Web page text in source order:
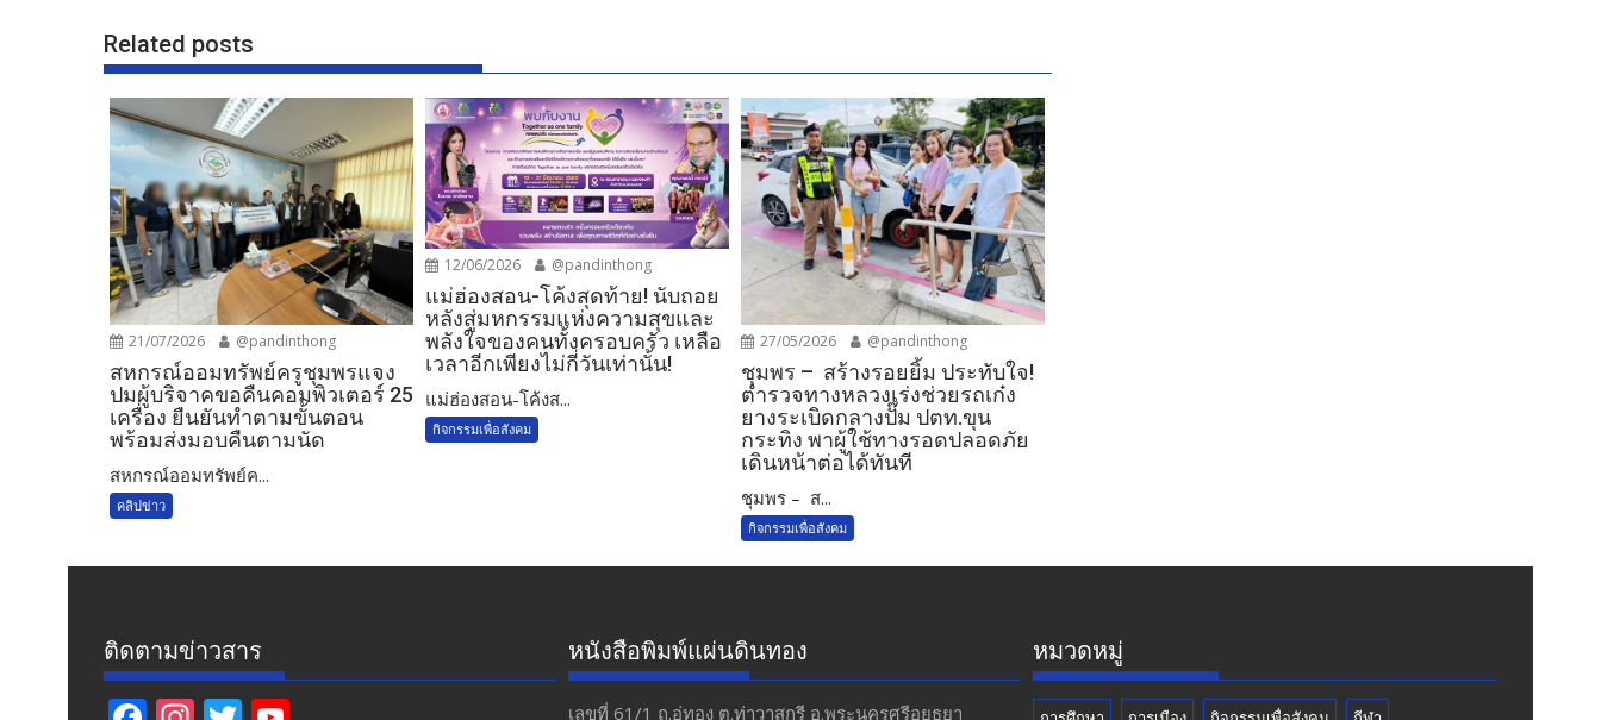
Related posts
21/07/2026 @pandinthong
สหกรณ์ออมทรัพย์ครูชุมพรแจง
ปมผู้บริจาคขอคืนคอมพิวเตอร์ 25
เครื่อง ยืนยันทำตามขั้นตอน
พร้อมส่งมอบคืนตามนัด
สหกรณ์ออมทรัพย์ค...
คลิปข่าว
12/06/2026 @pandinthong
แม่ฮ่องสอน-โค้งสุดท้าย! นับถอย
หลังสู่มหกรรมแห่งความสุขและ
พลังใจของคนทั้งครอบครัว เหลือ
เวลาอีกเพียงไม่กี่วันเท่านั้น!
แม่ฮ่องสอน-โค้งส...
กิจกรรมเพื่อสังคม
27/05/2026 @pandinthong
ชุมพร – สร้างรอยยิ้ม ประทับใจ!
ตำรวจทางหลวงเร่งช่วยรถเก๋ง
ยางระเบิดกลางปั๊ม ปตท.ขุน
กระทิง พาผู้ใช้ทางรอดปลอดภัย
เดินหน้าต่อได้ทันที
ชุมพร – ส...
กิจกรรมเพื่อสังคม
ติดตามข่าวสาร หนังสือพิมพ์แผ่นดินทอง
เลขที่ 61/1 ถ.อู่ทอง​ ต.​ท่าวาสุกรี​ อ.พระนครศรีอยุธยา​
หมวดหมู่